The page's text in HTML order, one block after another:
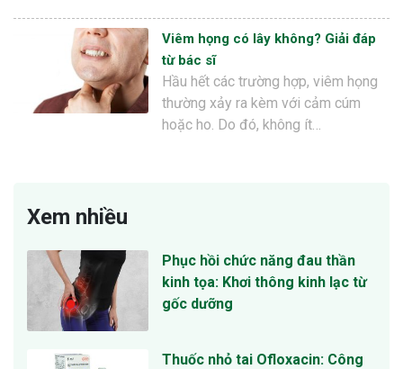
Viêm họng có lây không? Giải đáp
từ bác sĩ
Hầu hết các trường hợp, viêm họng
thường xảy ra kèm với cảm cúm
hoặc ho. Do đó, không ít…
Xem nhiều
Phục hồi chức năng đau thần
kinh tọa: Khơi thông kinh lạc từ
gốc dưỡng
Thuốc nhỏ tai Ofloxacin: Công